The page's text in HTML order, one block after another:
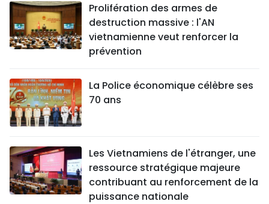
Prolifération des armes de
destruction massive : l'AN
vietnamienne veut renforcer la
prévention
La Police économique célèbre ses
70 ans
Les Vietnamiens de l'étranger, une
ressource stratégique majeure
contribuant au renforcement de la
puissance nationale